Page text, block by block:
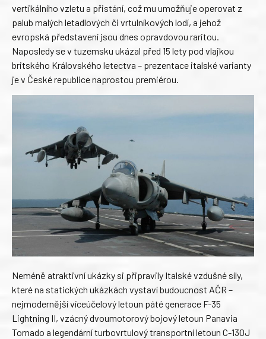
vertikálního vzletu a přistání, což mu umožňuje operovat z
palub malých letadlových či vrtulníkových lodí, a jehož
evropská představení jsou dnes opravdovou raritou.
Naposledy se v tuzemsku ukázal před 15 lety pod vlajkou
britského Královského letectva – prezentace italské varianty
je v České republice naprostou premiérou.
Neméně atraktivní ukázky si připravily Italské vzdušné síly,
které na statických ukázkách vystaví budoucnost AČR –
nejmodernější víceúčelový letoun páté generace F-35
Lightning II, vzácný dvoumotorový bojový letoun Panavia
Tornado a legendární turbovrtulový transportní letoun C-130J